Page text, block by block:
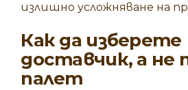
излишно усложняване на
Как да изберете
доставчик, а не
палет